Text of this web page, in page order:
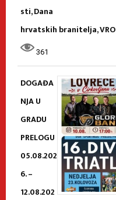
sti, Dana
hrvatskih branitelja,
361
DOGAĐA
NJA U
GRADU
PRELOGU
05.08.202
6. –
12.08.202